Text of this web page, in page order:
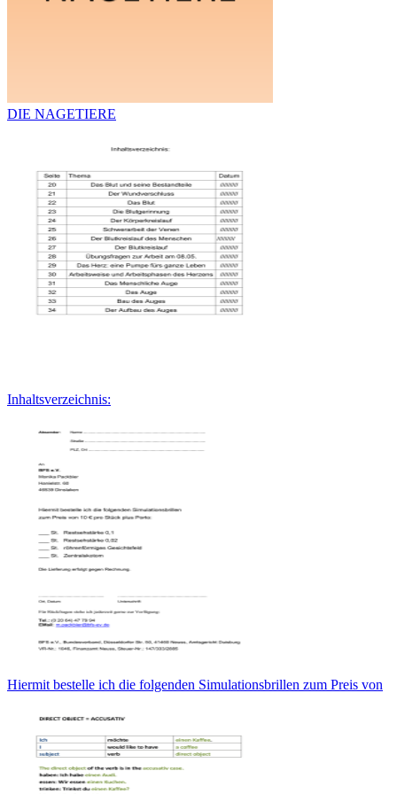
DIE NAGETIERE
Inhaltsverzeichnis:
Hiermit bestelle ich die folgenden Simulationsbrillen zum Preis von